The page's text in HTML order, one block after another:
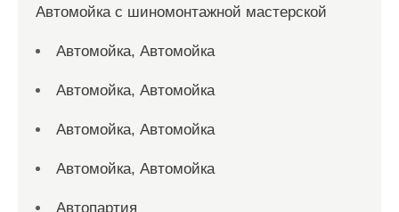
Автомойка с шиномонтажной мастерской
Автомойка, Автомойка
Автомойка, Автомойка
Автомойка, Автомойка
Автомойка, Автомойка
Автопартия